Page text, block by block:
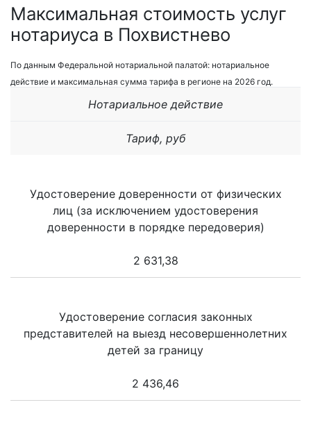
Максимальная стоимость услуг
нотариуса в Похвистнево
По данным Федеральной нотариальной палатой: нотариальное
действие и максимальная сумма тарифа в регионе на 2026 год.
Нотариальное действие
Тариф, руб
Удостоверение доверенности от физических
лиц (за исключением удостоверения
доверенности в порядке передоверия)
2 631,38
Удостоверение согласия законных
представителей на выезд несовершеннолетних
детей за границу
2 436,46